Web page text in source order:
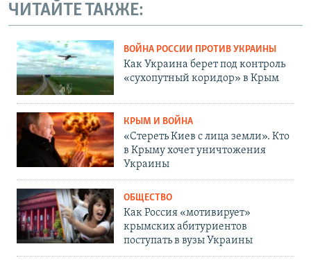
ЧИТАЙТЕ ТАКЖЕ:
ВОЙНА РОССИИ ПРОТИВ УКРАИНЫ
Как Украина берет под контроль
«сухопутный коридор» в Крым
КРЫМ И ВОЙНА
«Стереть Киев с лица земли». Кто
в Крыму хочет уничтожения
Украины
ОБЩЕСТВО
Как Россия «мотивирует»
крымских абитуриентов
поступать в вузы Украины